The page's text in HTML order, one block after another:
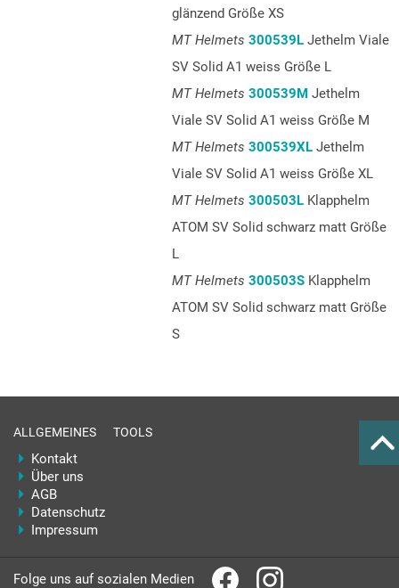
glänzend Größe XS
MT Helmets 300539LJethelm Viale
SV Solid A1 weiss Größe L
MT Helmets 300539MJethelm
Viale SV Solid A1 weiss Größe M
MT Helmets 300539XLJethelm
Viale SV Solid A1 weiss Größe XL
MT Helmets 300503LKlapphelm
ATOM SV Solid schwarz matt Größe
L
MT Helmets 300503SKlapphelm
ATOM SV Solid schwarz matt Größe
S
ALLGEMEINES
Kontakt
Über uns
AGB
Datenschutz
Impressum
TOOLS
Folge uns auf sozialen Medien